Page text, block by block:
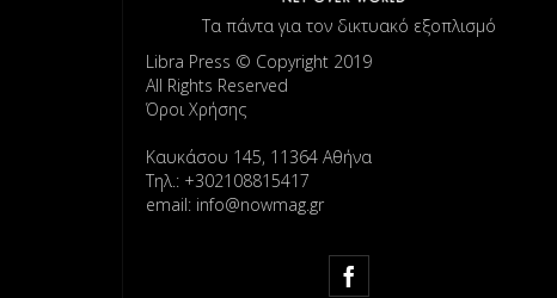
Τα πάντα για τον δικτυακό εξοπλισμό
Libra Press © Copyright 2019
All Rights Reserved
Όροι Χρήσης
Καυκάσου 145, 11364 Αθήνα
Τηλ.: +302108815417
email: info@nowmag.gr